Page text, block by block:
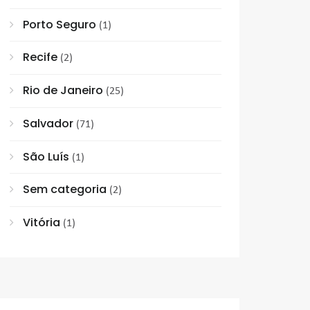
Porto Seguro (1)
Recife (2)
Rio de Janeiro (25)
Salvador (71)
São Luís (1)
Sem categoria (2)
Vitória (1)